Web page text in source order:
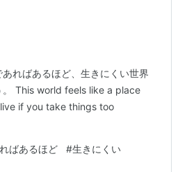
ればあるほど、生きにくい世界
。 This world feels like a place
if you take things too
ばあるほど #生きにくい